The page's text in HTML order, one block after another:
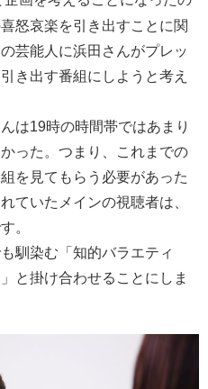
怒哀楽を引き出すことに関
芸能人に浜田さんがプレッ
き出す番組にしようと考え
は19時の時間帯ではあまり
った。つまり、これまでの
を見てもらう必要があった
ていたメインの視聴者は、
。
馴染む「知的バラエティ
と掛け合わせることにしま